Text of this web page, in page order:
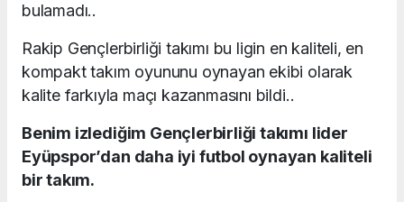
bulamadı..
Rakip Gençlerbirliği takımı bu ligin en kaliteli, en
kompakt takım oyununu oynayan ekibi olarak
kalite farkıyla maçı kazanmasını bildi..
Benim izlediğim Gençlerbirliği takımı lider
Eyüpspor’dan daha iyi futbol oynayan kaliteli
bir takım.